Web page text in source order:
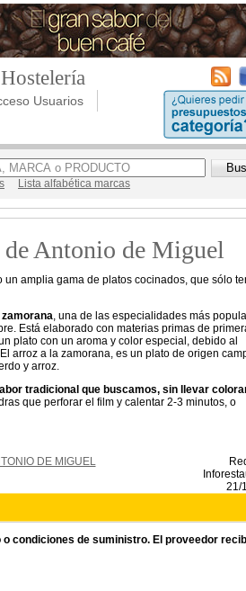
Usuarios
Lista alfabética marcas
de Antonio de Miguel
amplia gama de platos cocinados, que sólo
, una de las especialidades más
Está elaborado con materias primas de
plato con un aroma y color especial, debido al
arroz a la zamorana, es un plato de origen
y arroz.
tradicional que buscamos, sin llevar
que perforar el film y calentar 2-3 minutos, o
DE MIGUEL
21/
condiciones de suministro. El proveedor